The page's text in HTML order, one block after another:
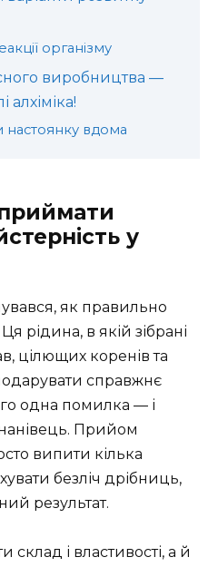
організму
виробництва —
алхіміка!
настоянку вдома
у
як правильно
рідина, в якій зібрані
цілющих коренів та
справжнє
одна помилка — і
Прийом
випити кілька
безліч дрібниць,
результат.
і властивості, а й